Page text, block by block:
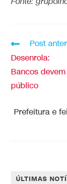
Post
Desenrola:
Bancos
público
Prefeitura e
ÚLTIMAS